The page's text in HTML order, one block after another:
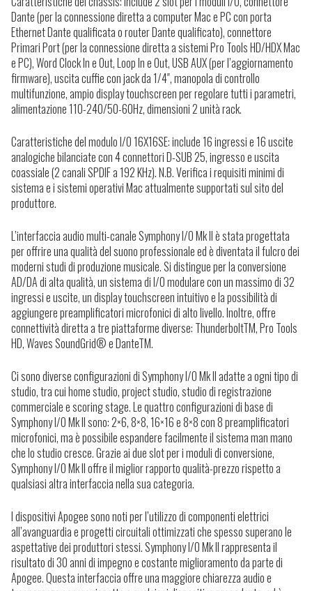
Dante (per la connessione diretta a computer Mac e PC con porta
Ethernet Dante qualificata o router Dante qualificato), connettore
Primari Port (per la connessione diretta a sistemi Pro Tools HD/HDX Mac
e PC), Word Clock In e Out, Loop In e Out, USB AUX (per l’aggiornamento
firmware), uscita cuffie con jack da 1/4″, manopola di controllo
multifunzione, ampio display touchscreen per regolare tutti i parametri,
alimentazione 110-240/50-60Hz, dimensioni 2 unità rack.
Caratteristiche del modulo I/O 16X16SE: include 16 ingressi e 16 uscite
analogiche bilanciate con 4 connettori D-SUB 25, ingresso e uscita
coassiale (2 canali SPDIF a 192 KHz). N.B. Verifica i requisiti minimi di
sistema e i sistemi operativi Mac attualmente supportati sul sito del
produttore.
L’interfaccia audio multi-canale Symphony I/O Mk II è stata progettata
per offrire una qualità del suono professionale ed è diventata il fulcro dei
moderni studi di produzione musicale. Si distingue per la conversione
AD/DA di alta qualità, un sistema di I/O modulare con un massimo di 32
ingressi e uscite, un display touchscreen intuitivo e la possibilità di
aggiungere preamplificatori microfonici di alto livello. Inoltre, offre
connettività diretta a tre piattaforme diverse: ThunderboltTM, Pro Tools
HD, Waves SoundGrid® e DanteTM.
Ci sono diverse configurazioni di Symphony I/O Mk II adatte a ogni tipo di
studio, tra cui home studio, project studio, studio di registrazione
commerciale e scoring stage. Le quattro configurazioni di base di
Symphony I/O Mk II sono: 2×6, 8×8, 16×16 e 8×8 con 8 preamplificatori
microfonici, ma è possibile espandere facilmente il sistema man mano
che lo studio cresce. Grazie ai due slot per i moduli di conversione,
Symphony I/O Mk II offre il miglior rapporto qualità-prezzo rispetto a
qualsiasi altra interfaccia nella sua categoria.
I dispositivi Apogee sono noti per l’utilizzo di componenti elettrici
all’avanguardia e progetti circuitali ottimizzati che spesso superano le
aspettative dei produttori stessi. Symphony I/O Mk II rappresenta il
risultato di 30 anni di impegno e costante miglioramento da parte di
Apogee. Questa interfaccia offre una maggiore chiarezza audio e